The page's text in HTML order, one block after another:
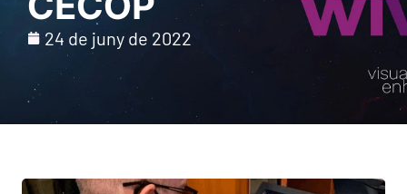
24 de juny de 2022